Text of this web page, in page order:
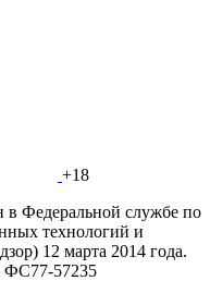
+18
в Федеральной службе по
технологий и
12 марта 2014 года.
ФС77-57235